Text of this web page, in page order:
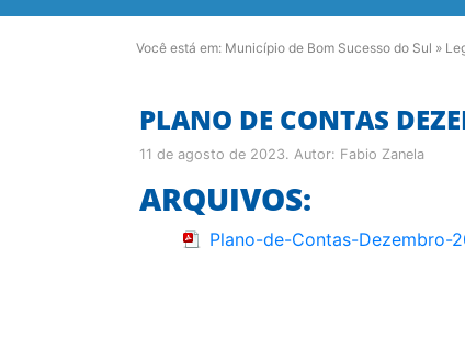
Você está em: Município de Bom Sucesso do Sul »
PLANO DE CONTAS
11 de agosto de 2023. Autor: Fabio Zanela
ARQUIVOS:
Plano-de-Contas-Dezembro-